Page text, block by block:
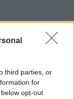
third parties, or
for
opt-out